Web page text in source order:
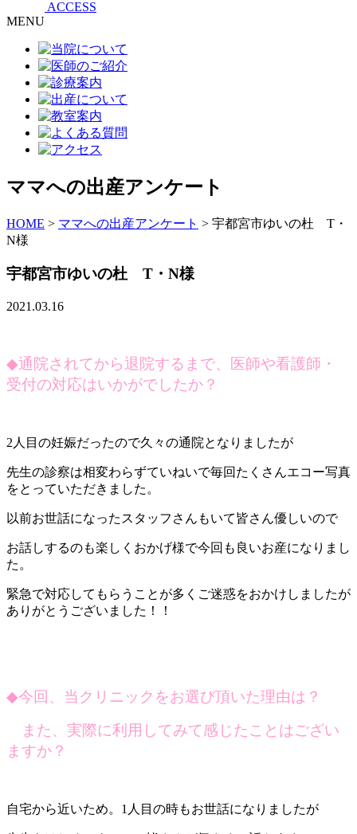
ACCESS
MENU
ママへの出産アンケート
HOME > ママへの出産アンケート > 宇都宮市ゆいの杜 T・
N様
宇都宮市ゆいの杜 T・N様
2021.03.16
◆通院されてから退院するまで、医師や看護師・
受付の対応はいかがでしたか？
2人目の妊娠だったので久々の通院となりましたが
先生の診察は相変わらずていねいで毎回たくさんエコー写真
をとっていただきました。
以前お世話になったスタッフさんもいて皆さん優しいので
お話しするのも楽しくおかげ様で今回も良いお産になりまし
た。
緊急で対応してもらうことが多くご迷惑をおかけしましたが
ありがとうございました！！
◆今回、当クリニックをお選び頂いた理由は？
また、実際に利用してみて感じたことはござい
ますか？
自宅から近いため。1人目の時もお世話になりましたが